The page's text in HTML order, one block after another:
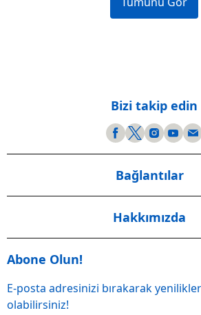
Bizi takip edin
Bağlantılar
Hakkımızda
Abone Olun!
E-posta adresinizi bırakarak
olabilirsiniz!